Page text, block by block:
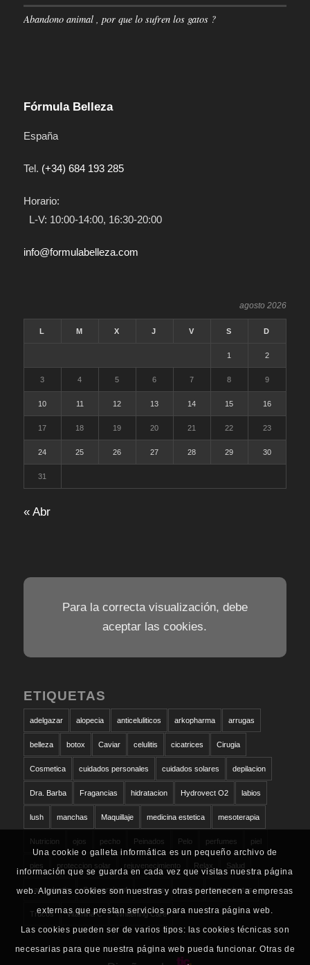
Abandono animal , por que lo sufren los gatos ?
Fórmula Belleza
España
Tel. (+34) 684 193 285
Horario:
L-V: 10:00-14:00, 16:30-20:00
info@formulabelleza.com
agosto 2026
L M X J V S D
1 2
3 4 5 6 7 8 9
10 11 12 13 14 15 16
17 18 19 20 21 22 23
24 25 26 27 28 29 30
31
« Abr
Para la correcta visualización, debe
aceptar las cookies.
ETIQUETAS
adelgazar alopecia anticeluliticos arkopharma arrugas
belleza botox Caviar celulitis cicatrices Cirugia
Cosmetica cuidados personales cuidados solares depilacion
Dra. Barba Fragancias hidratacion Hydrovect O2 labios
lush manchas Maquillaje medicina estetica mesoterapia
Nutricion ojos pecho Peinados Pelo perfumes piel
pies proteccion solar rejuvenecimiento Relax Salud
san valentin Schwarzkopf solares sudor tratamientos
Trucos vitamina C Whitening Care
Una cookie o galleta informática es un pequeño archivo de
información que se guarda en cada vez que visitas nuestra página
web. Algunas cookies son nuestras y otras pertenecen a empresas
externas que prestan servicios para nuestra página web.
Las cookies pueden ser de varios tipos: las cookies técnicas son
necesarias para que nuestra página web pueda funcionar. Otras de